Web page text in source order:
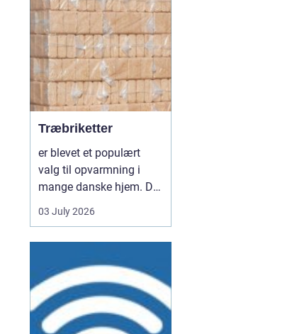
Her spiller en lokal 04
July 2026
Træbriketter
er blevet et populært
valg til opvarmning i
mange danske hjem. De
er nemme at håndtere,
giver en høj varme og
almindeligt brænde.
Samtidig kan de udnytte
resttræ fra træindustrien,
som ellers ville gå til
03 July 2026